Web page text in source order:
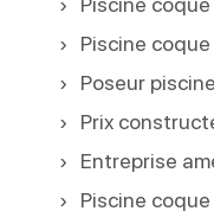
Piscine
Poseur
Prix
Entreprise
Piscine